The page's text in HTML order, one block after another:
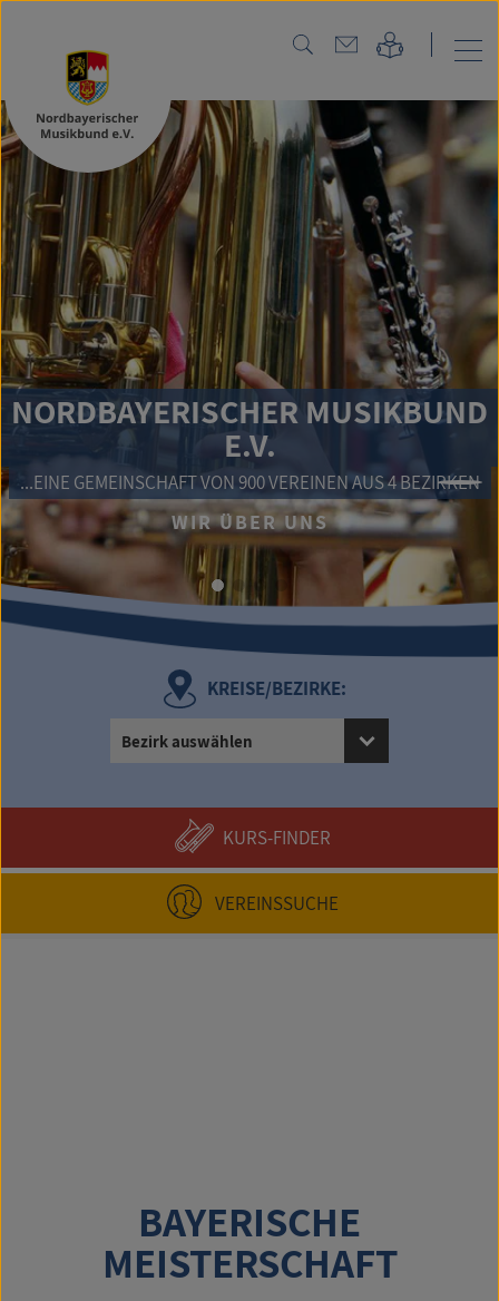
MUSIKBUND
E.V.
VON 900 VEREINEN AUS 4 BEZIRKEN
WIR ÜBER UNS
KREISE/BEZIRKE:
Bezirk auswählen
KURS-FINDER
VEREINSSUCHE
BAYERISCHE
MEISTERSCHAFT